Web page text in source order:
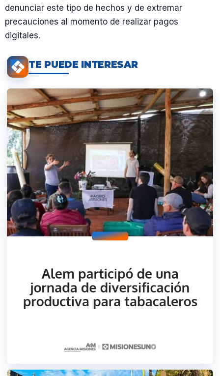
denunciar este tipo de hechos y de extremar
precauciones al momento de realizar pagos
digitales.
TE PUEDE INTERESAR